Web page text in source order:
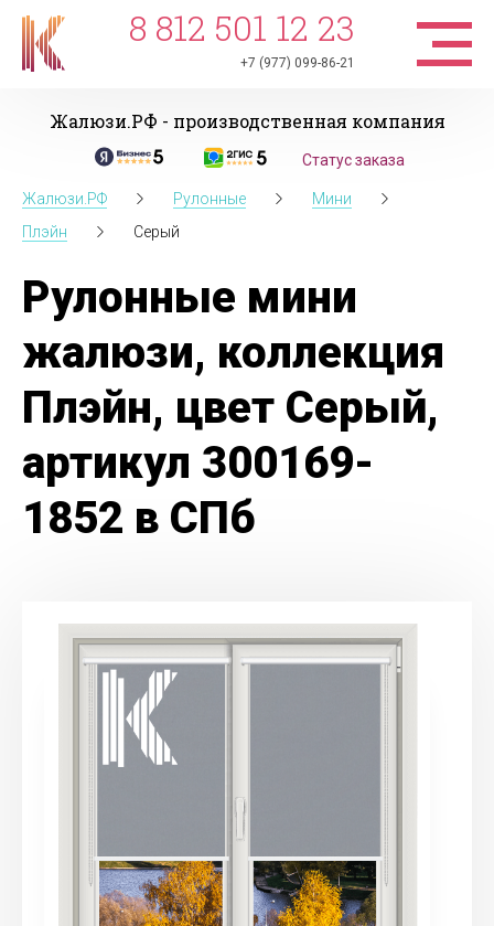
8 812 501 12 23
+7 (977) 099-86-21
Жалюзи.РФ - производственная компания
Статус заказа
Жалюзи.РФ Рулонные
Мини
Плэйн
Серый
Рулонные мини
жалюзи, коллекция
Плэйн, цвет Серый,
артикул 300169-
1852 в СПб